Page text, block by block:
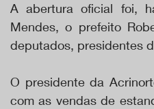
A abertura oficial foi,
Mendes, o prefeito
deputados, presidentes
O presidente da
com as vendas de